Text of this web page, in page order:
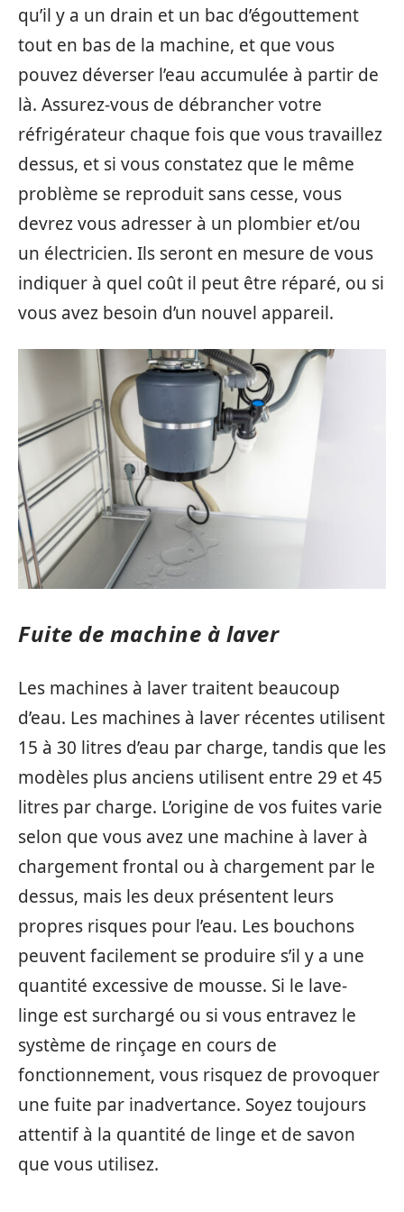
qu’il y a un drain et un bac d’égouttement
tout en bas de la machine, et que vous
pouvez déverser l’eau accumulée à partir de
là. Assurez-vous de débrancher votre
réfrigérateur chaque fois que vous travaillez
dessus, et si vous constatez que le même
problème se reproduit sans cesse, vous
devrez vous adresser à un plombier et/ou
un électricien. Ils seront en mesure de vous
indiquer à quel coût il peut être réparé, ou si
vous avez besoin d’un nouvel appareil.
Fuite de machine à laver
Les machines à laver traitent beaucoup
d’eau. Les machines à laver récentes utilisent
15 à 30 litres d’eau par charge, tandis que les
modèles plus anciens utilisent entre 29 et 45
litres par charge. L’origine de vos fuites varie
selon que vous avez une machine à laver à
chargement frontal ou à chargement par le
dessus, mais les deux présentent leurs
propres risques pour l’eau. Les bouchons
peuvent facilement se produire s’il y a une
quantité excessive de mousse. Si le lave-
linge est surchargé ou si vous entravez le
système de rinçage en cours de
fonctionnement, vous risquez de provoquer
une fuite par inadvertance. Soyez toujours
attentif à la quantité de linge et de savon
que vous utilisez.